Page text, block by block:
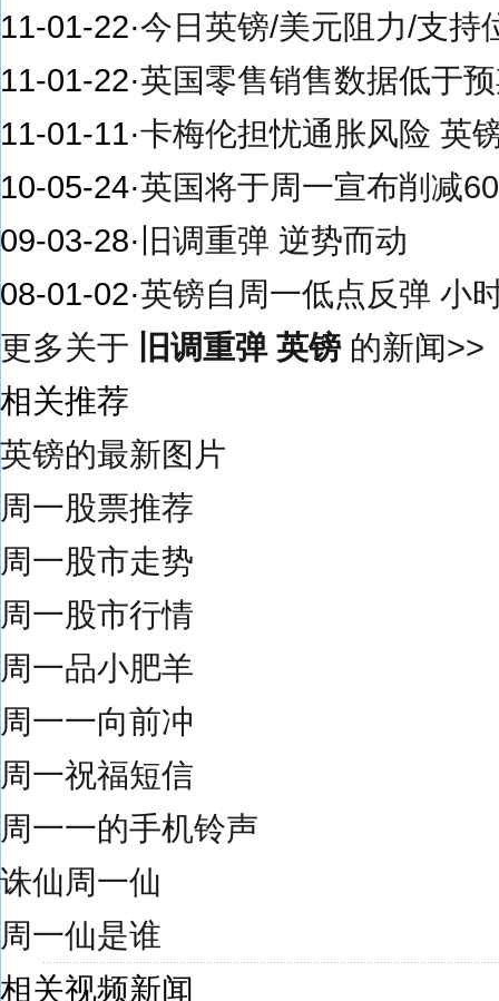
11-01-22·今日英镑/美元阻力/支持
11-01-22·英国零售销售数据低于
11-01-11·卡梅伦担忧通胀风险 英
10-05-24·英国将于周一宣布削减
09-03-28· 旧调重弹 逆势而动
08-01-02·英镑自周一低点反弹 小
更多关于
旧调重弹 英镑的新闻>>
相关推荐
英镑的最新图片
周一股票推荐
周一股市走势
周一股市行情
周一品小肥羊
周一一向前冲
周一祝福短信
周一一的手机铃声
诛仙周一仙
周一仙是谁
相关视频新闻